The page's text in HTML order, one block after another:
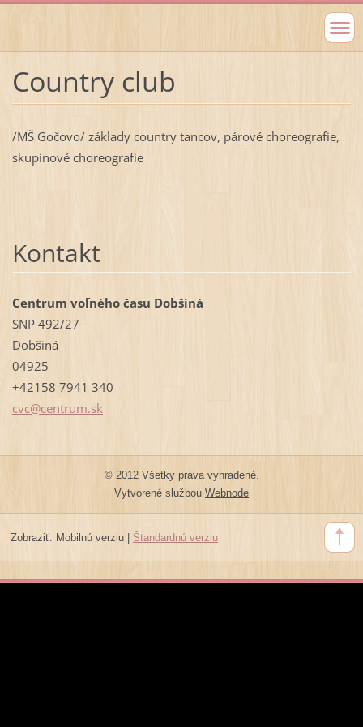
Country club
/MŠ Gočovo/ základy country tancov, párové choreografie,
skupinové choreografie
Kontakt
Centrum voľného času Dobšiná
SNP 492/27
Dobšiná
04925
+42158 7941 340
cvc@centrum.sk
© 2012 Všetky práva vyhradené.
Vytvorené službou Webnode
Zobraziť: Mobilnú verziu| Štandardnú verziu